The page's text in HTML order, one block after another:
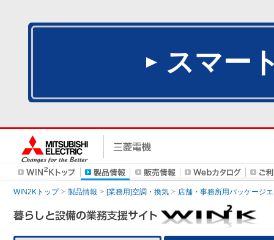
スマー
WIN2Kトップ 製品情報 [業務用]空調・換気 店舗・事務所用パッケージ